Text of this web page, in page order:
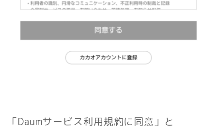
「Daumサービス利用規約に同意」と